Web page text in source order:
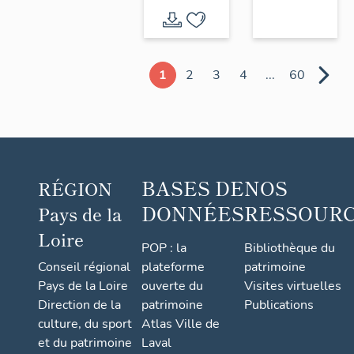
1 2 3 4 ... 60
RÉGION
Pays de la
Loire
Conseil régional
Pays de la Loire
Direction de la
culture, du sport
et du patrimoine
BASES DE
DONNÉES
POP : la
plateforme
ouverte du
patrimoine
Atlas Ville de
Laval
NOS
Bibliothèque du
patrimoine
Visites virtuelles
Publications